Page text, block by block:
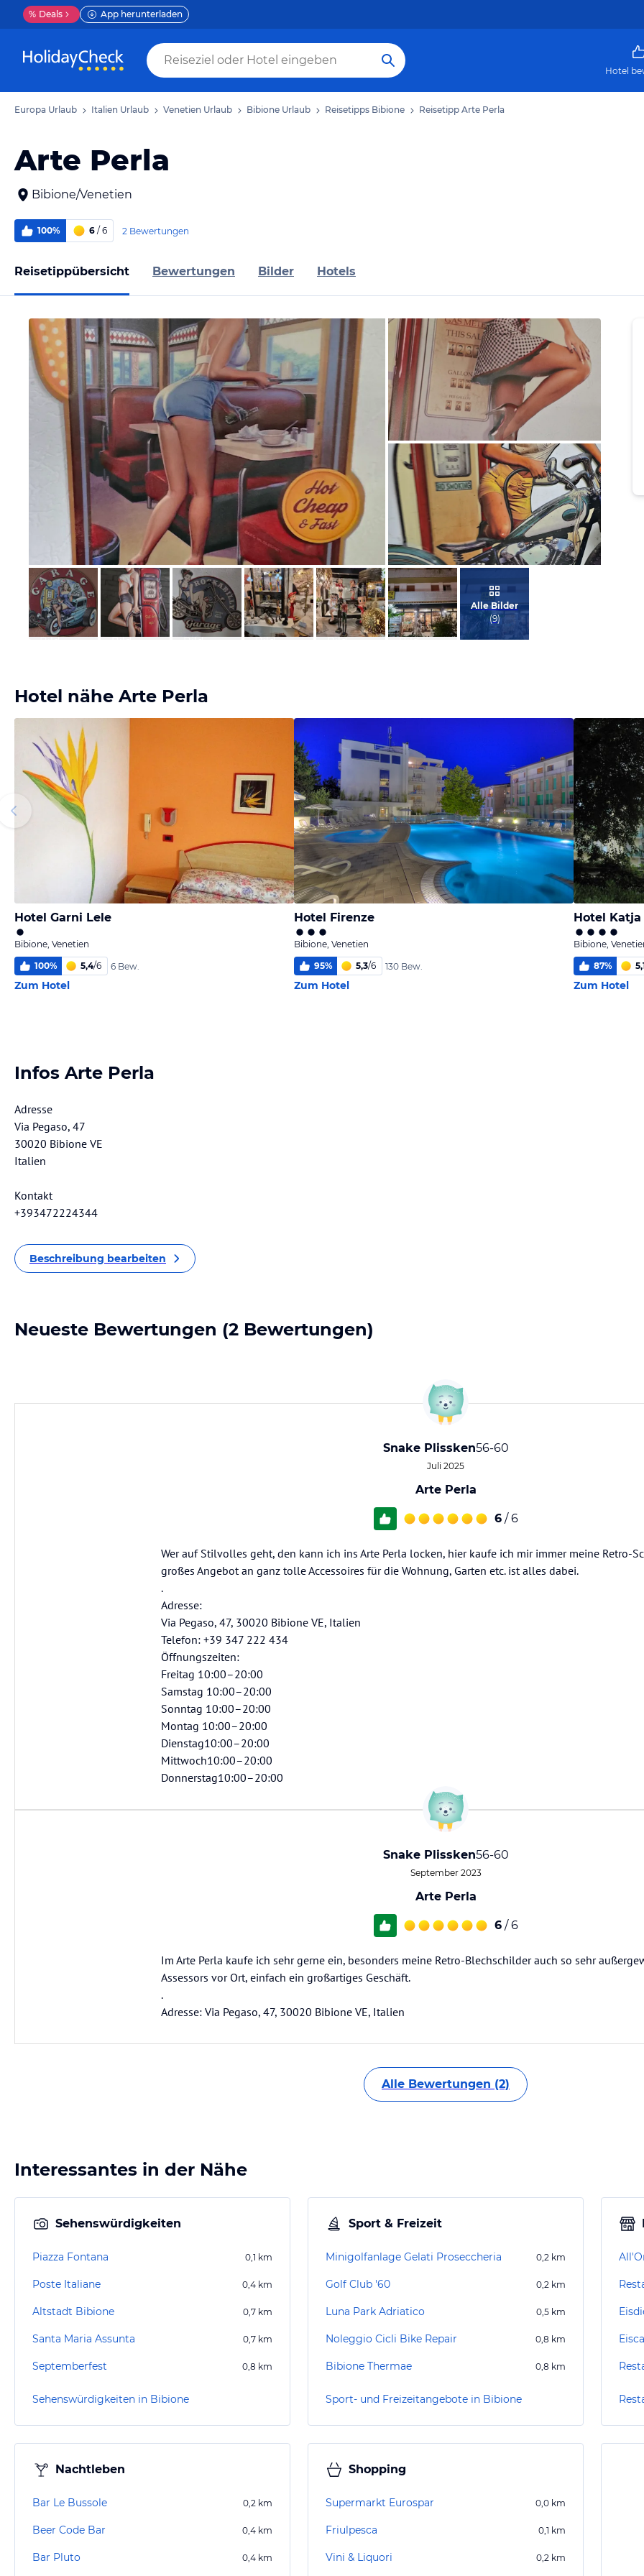
% Deals App herunterladen
Hotel
Europa Urlaub Italien Urlaub Venetien Urlaub Bibione Urlaub Reisetipps Bibione Reisetipp Arte Perla
Arte Perla
Bibione/Venetien
100% 6 / 6 2 Bewertungen
Reisetippübersicht Bewertungen Bilder Hotels
Bild melden
von Snake Plissken
Bild melden
von Snake Plissken
Bild melden
von Snake Plissken
Bild
Bild
Bild
Bild
Bild
Bild
Alle Bilder
(9)
Hotel nähe Arte Perla
Hotel Garni Lele
Bibione, Venetien
100% 5,4/6 6 Bew.
Zum Hotel
Hotel Firenze
Bibione, Venetien
95% 5,3/6 130 Bew.
Zum Hotel
Hotel Katja
Bibione,
87%
Zum Hotel
Infos Arte Perla
Adresse
Via Pegaso, 47
30020 Bibione VE
Italien
Kontakt
+393472224344
Beschreibung bearbeiten
Neueste Bewertungen (2 Bewertungen)
Snake Plissken56-60
Juli 2025
Arte Perla
6 / 6
Wer auf Stilvolles geht, den kann ich ins Arte Perla locken, hier kaufe ich mir immer meine Retro-
großes Angebot an ganz tolle Accessoires für die Wohnung, Garten etc. ist alles dabei.
.
Adresse:
Via Pegaso, 47, 30020 Bibione VE, Italien
Telefon: +39 347 222 434
Öffnungszeiten:
Freitag 10:00–20:00
Samstag 10:00–20:00
Sonntag 10:00–20:00
Montag 10:00–20:00
Dienstag10:00–20:00
Mittwoch10:00–20:00
Donnerstag10:00–20:00
Snake Plissken56-60
September 2023
Arte Perla
6 / 6
Im Arte Perla kaufe ich sehr gerne ein, besonders meine Retro-Blechschilder auch so sehr
Assessors vor Ort, einfach ein großartiges Geschäft.
.
Adresse: Via Pegaso, 47, 30020 Bibione VE, Italien
Alle Bewertungen (2)
Interessantes in der Nähe
Sehenswürdigkeiten
Piazza Fontana 0,1 km
Poste Italiane 0,4 km
Altstadt Bibione 0,7 km
Santa Maria Assunta 0,7 km
Septemberfest 0,8 km
Sehenswürdigkeiten in Bibione
Sport & Freizeit
Minigolfanlage Gelati Proseccheria 0,2 km
Golf Club '60 0,2 km
Luna Park Adriatico 0,5 km
Noleggio Cicli Bike Repair 0,8 km
Bibione Thermae 0,8 km
Sport- und Freizeitangebote in Bibione
Nachtleben
Bar Le Bussole 0,2 km
Beer Code Bar 0,4 km
Bar Pluto 0,4 km
Shopping
Supermarkt Eurospar 0,0 km
Friulpesca 0,1 km
Vini & Liquori 0,2 km